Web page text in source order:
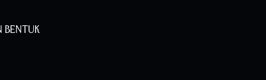
Bentuk